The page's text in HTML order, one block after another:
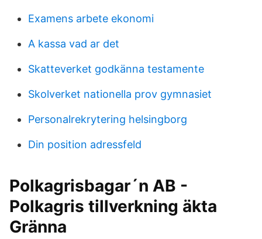
Examens arbete ekonomi
A kassa vad ar det
Skatteverket godkänna testamente
Skolverket nationella prov gymnasiet
Personalrekrytering helsingborg
Din position adressfeld
Polkagrisbagar´n AB -
Polkagris tillverkning äkta
Gränna